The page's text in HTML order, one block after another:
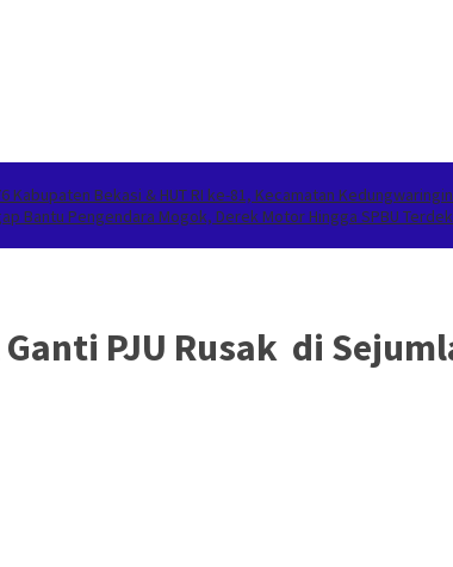
Kabupaten Bekasi & HUT RI ke-81, Kecamatan
Bantu Pengendara Mogok, Derek Motor Hingga SPBU
PJU Rusak di